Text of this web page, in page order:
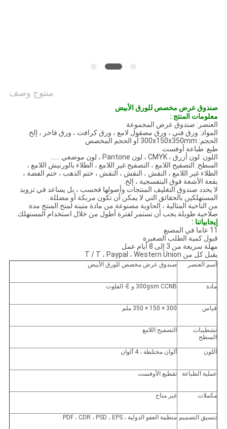
منتوج وصف
صندوق عرض مخصص للورق الأبيض
معلومات المنتج :
العنصر: صندوق عرض المجموعة
المواد: ورق فني ، ورق مصقول لامع ، ورق كرافت ، ورق فاخر ، إلخ.
الحجم: 300x150x350mm أو الحجم المخصص
طبع: طباعة أوفست
اللون: لون أزرق ، CMYK ، لون Pantone ، لون موضعي ......
السطح: التصفيح اللامع ، التصفيح غير اللامع ، الطلاء بالورنيش اللامع ،
الطلاء غير اللامع ، النقش ، النقش ، النقش ، ختم الذهب ، ختم الفضة ،
بقعة الأشعة فوق البنفسجية ، إلخ.
لا يحدد صندوق التغليف المنتجات وأصولها فحسب ، بل يساعد في تزويد
المستهلكين بالحقائق التي لا يمكن أن تكون مربكة أو مضللة.
من الناحية المثالية ، الحاوية مصنوعة من مادة متينة لمنح المنتج مدة
صلاحية طويلة.يجب أن تستمر لفترة أطول من خلال استخدام المستهلك.
إيجابياتنا :
11 عاما في المصنع
قبول كمية الطلب الصغيرة
مهلة سريعة من 3 إلى 8 أيام عمل
يقبل كل من T / T ، Paypal ، Western Union
اسم العنصر صندوق عرض مخصص للورق الأبيض
مادة 300gsm CCNB و E- الفلوت
قياس 300 × 150 × 350 ملم
تشطيبات
السطح
التصفيح اللامع
اللون ألوان مختلطة ، 4 ألوان
عملية الطباعة تقطيع الأوفست
مكملات غير متاح
تنسيق التصميم منظمة العفو الدولية ، PDF ، CDR ، PSD ، EPS.